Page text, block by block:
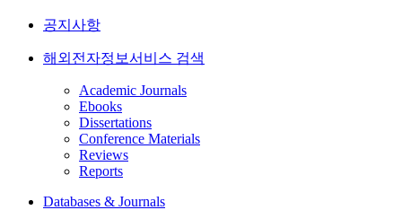
공지사항
해외전자정보서비스 검색
Academic Journals
Ebooks
Dissertations
Conference Materials
Reviews
Reports
Databases & Journals